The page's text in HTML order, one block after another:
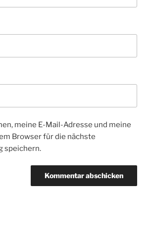
meine E-Mail-Adresse und meine
Browser für die nächste
speichern.